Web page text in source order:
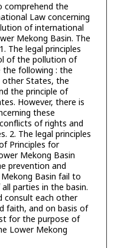
comprehend the
Law concerning
of international
Mekong Basin. The
The legal principles
of the pollution of
following : the
States, the
the principle of
However, there is
these
of rights and
2. The legal principles
Principles for
Mekong Basin
prevention and
Basin fail to
parties in the basin.
consult each other
faith, and on basis of
for the purpose of
Lower Mekong